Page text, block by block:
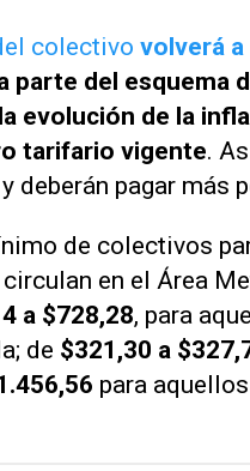
colectivo volverá
parte del esquema
evolución de la
tarifario vigente.
deberán pagar más
de colectivos
en el Área
a $728,28, para
de $321,30 a
para